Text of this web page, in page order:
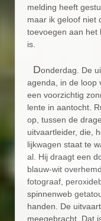
melding heeft
maar ik geloof niet
toevoegen aan het
is.
Donderdag. De
agenda, in de loop
een voorzichtig
lente in aantocht.
op, tussen de
uitvaartleider, die,
lijkwagen staat te
al. Hij draagt een
blauw-wit
fotograaf,
spinnenweb
handen. De
meegebracht. Dat